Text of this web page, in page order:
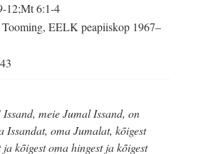
12;Mt 6:1-4
EELK peapiiskop 1967–
meie Jumal Issand, on
Issandat, oma Jumalat, kõigest
ja kõigest oma hingest ja kõigest